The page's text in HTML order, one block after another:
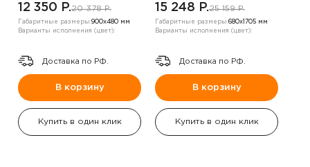
12 350 P.20 378 P.
Габаритные размеры:900х480 мм
Варианты исполнения (цвет):
Доставка по РФ.
В корзину
Купить в один клик
15 248 P.25 159 P.
Габаритные размеры:680х1705 мм
Варианты исполнения (цвет):
Доставка по РФ.
В корзину
Купить в один клик